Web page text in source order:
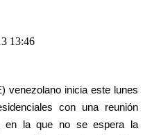
13:46
venezolano inicia este lunes
con una reunión
en la que no se espera la